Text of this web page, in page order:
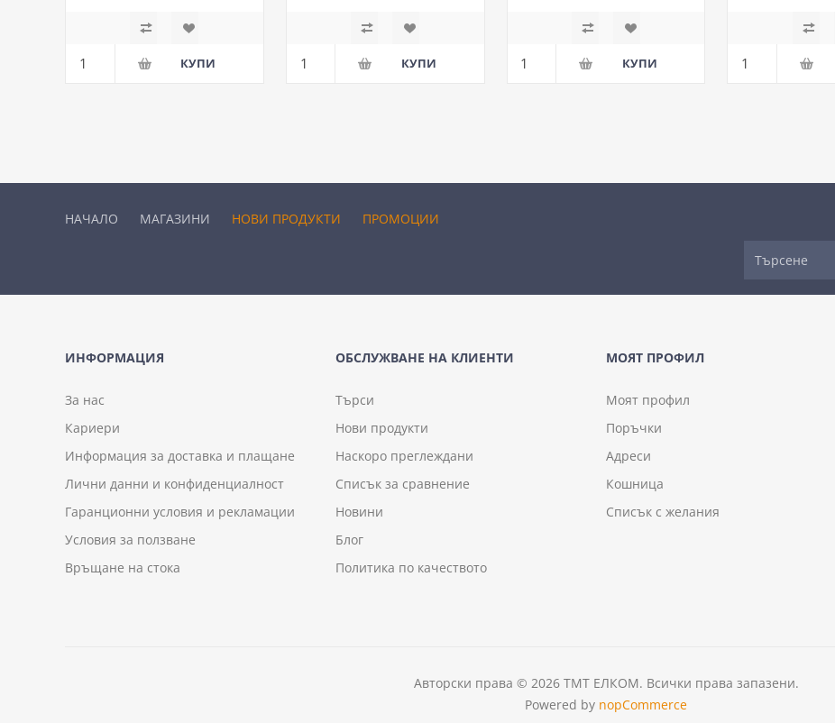
НАЧАЛО МАГАЗИНИ НОВИ ПРОДУКТИ ПРОМОЦИИ
ИНФОРМАЦИЯ
За нас
Кариери
Информация за доставка и плащане
Лични данни и конфиденциалност
Гаранционни условия и рекламации
Условия за ползване
Връщане на стока
ОБСЛУЖВАНЕ НА КЛИЕНТИ
Търси
Нови продукти
Наскоро преглеждани
Списък за сравнение
Новини
Блог
Политика по качеството
МОЯТ ПРОФИЛ
Моят профил
Поръчки
Адреси
Кошница
Списък с желания
Авторски права © 2026 ТМТ ЕЛКОМ. Всички права запазени.
Powered by nopCommerce